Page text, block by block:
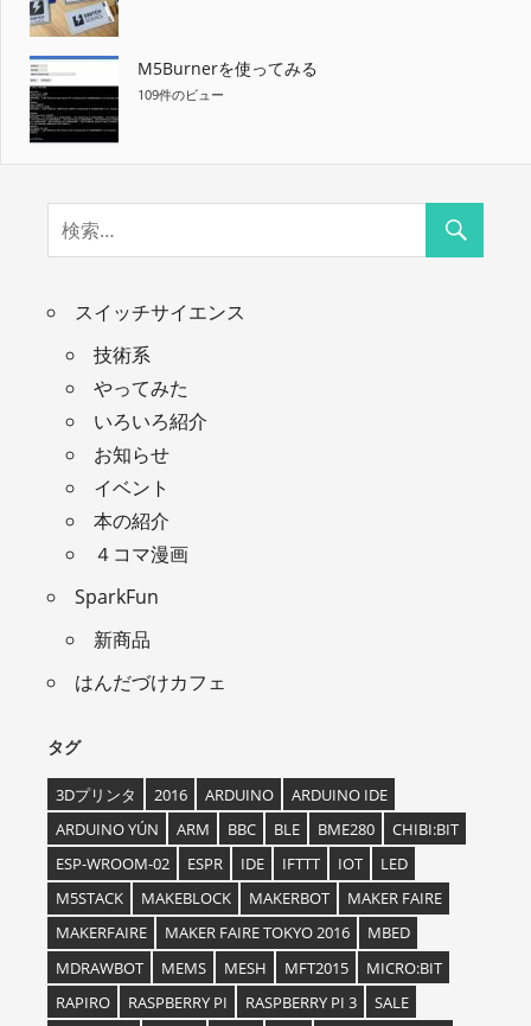
M5Burnerを使ってみる
109件のビュー
スイッチサイエンス
技術系
やってみた
いろいろ紹介
お知らせ
イベント
本の紹介
４コマ漫画
SparkFun
新商品
はんだづけカフェ
タグ
3Dプリンタ 2016 ARDUINO
ARDUINO IDE
ARDUINO YÚN
ARM BBC BLE BME280
CHIBI:BIT
ESP-WROOM-02
ESPR IDE IFTTT IOT
LED
M5STACK
MAKEBLOCK MAKERBOT
MAKER FAIRE
MAKERFAIRE
MAKER FAIRE TOKYO 2016
MBED
MDRAWBOT
MEMS MESH MFT2015
MICRO:BIT
RAPIRO
RASPBERRY PI RASPBERRY PI 3
SALE